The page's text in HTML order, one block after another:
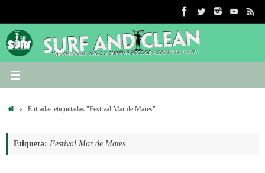
contenido
InicioEntradas etiquetadas "Festival Mar de Mares"
Etiqueta: Festival Mar de Mares